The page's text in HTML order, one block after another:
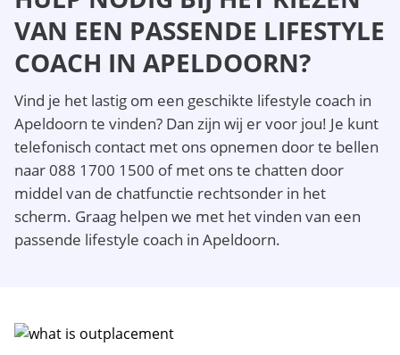
VAN EEN PASSENDE LIFESTYLE
COACH IN APELDOORN?
Vind je het lastig om een geschikte lifestyle coach in
Apeldoorn te vinden? Dan zijn wij er voor jou! Je kunt
telefonisch contact met ons opnemen door te bellen
naar 088 1700 1500 of met ons te chatten door
middel van de chatfunctie rechtsonder in het
scherm. Graag helpen we met het vinden van een
passende lifestyle coach in Apeldoorn.